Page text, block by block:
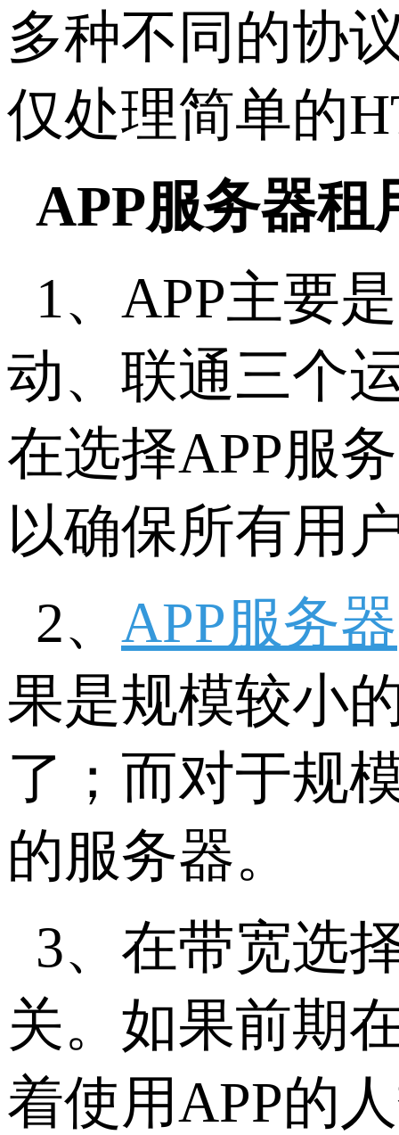
多种不同的协
仅处理简单的
APP服务器租
1、APP主要
动、联通三个
在选择APP服
以确保所有用
2、 APP服务器
果是规模较小
了；而对于规
的服务器。
3、在带宽选
关。如果前期
着使用APP的